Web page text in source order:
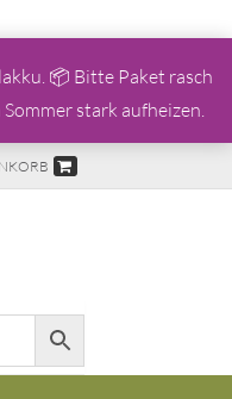
📦 Bitte Paket rasch
stark aufheizen.